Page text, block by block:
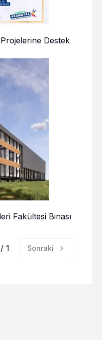
Destek
Fakültesi Binası
1 Sonraki